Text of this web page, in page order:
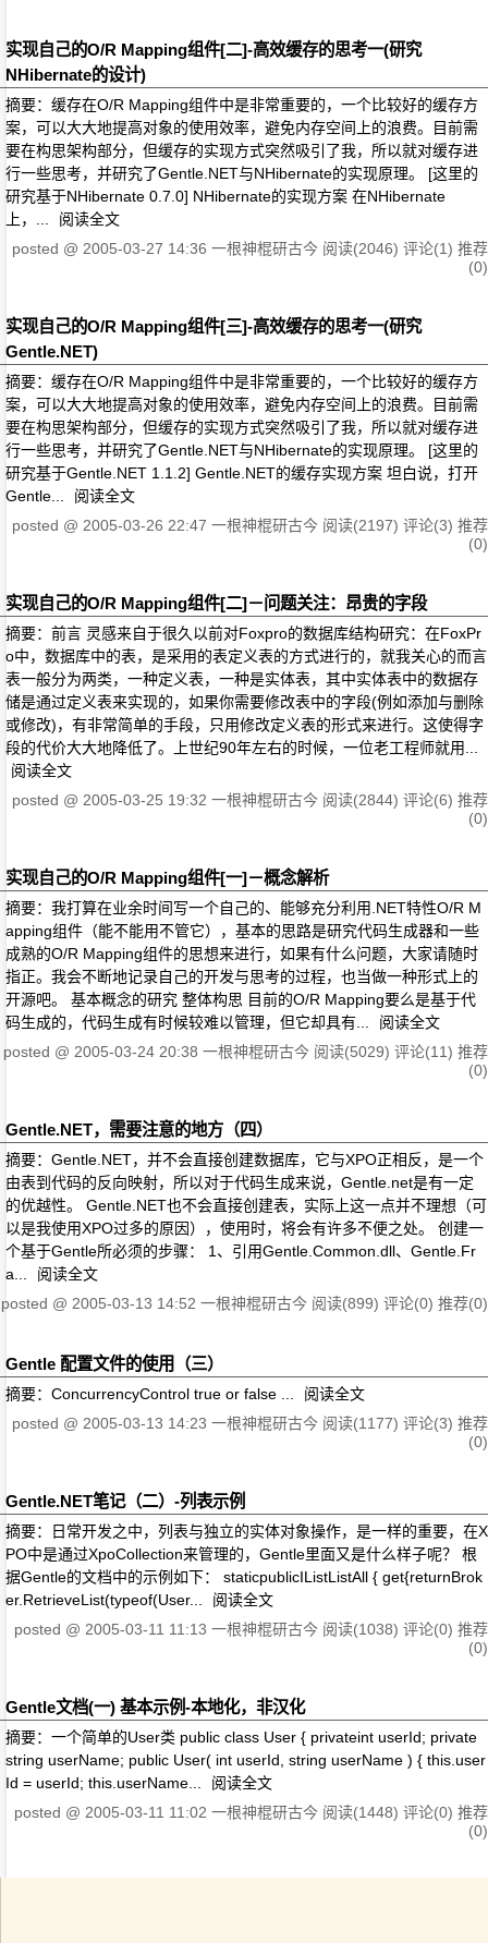
实现自己的O/R Mapping组件[二]-高效缓存的思考一(研究
NHibernate的设计)
摘要：缓存在O/R Mapping组件中是非常重要的，一个比较好的缓存方
案，可以大大地提高对象的使用效率，避免内存空间上的浪费。目前需
要在构思架构部分，但缓存的实现方式突然吸引了我，所以就对缓存进
行一些思考，并研究了Gentle.NET与NHibernate的实现原理。 [这里的
研究基于NHibernate 0.7.0] NHibernate的实现方案 在NHibernate
上，...
阅读全文
posted @ 2005-03-27 14:36 一根神棍研古今 阅读(2046) 评论(1) 推荐
(0)
实现自己的O/R Mapping组件[三]-高效缓存的思考一(研究
Gentle.NET)
摘要：缓存在O/R Mapping组件中是非常重要的，一个比较好的缓存方
案，可以大大地提高对象的使用效率，避免内存空间上的浪费。目前需
要在构思架构部分，但缓存的实现方式突然吸引了我，所以就对缓存进
行一些思考，并研究了Gentle.NET与NHibernate的实现原理。 [这里的
研究基于Gentle.NET 1.1.2] Gentle.NET的缓存实现方案 坦白说，打开
Gentle...
阅读全文
posted @ 2005-03-26 22:47 一根神棍研古今 阅读(2197) 评论(3) 推荐
(0)
实现自己的O/R Mapping组件[二]－问题关注：昂贵的字段
摘要：前言 灵感来自于很久以前对Foxpro的数据库结构研究：在FoxPr
o中，数据库中的表，是采用的表定义表的方式进行的，就我关心的而言
表一般分为两类，一种定义表，一种是实体表，其中实体表中的数据存
储是通过定义表来实现的，如果你需要修改表中的字段(例如添加与删除
或修改)，有非常简单的手段，只用修改定义表的形式来进行。这使得字
段的代价大大地降低了。上世纪90年左右的时候，一位老工程师就用...
阅读全文
posted @ 2005-03-25 19:32 一根神棍研古今 阅读(2844) 评论(6) 推荐
(0)
实现自己的O/R Mapping组件[一]－概念解析
摘要：我打算在业余时间写一个自己的、能够充分利用.NET特性O/R M
apping组件（能不能用不管它），基本的思路是研究代码生成器和一些
成熟的O/R Mapping组件的思想来进行，如果有什么问题，大家请随时
指正。我会不断地记录自己的开发与思考的过程，也当做一种形式上的
开源吧。 基本概念的研究 整体构思 目前的O/R Mapping要么是基于代
码生成的，代码生成有时候较难以管理，但它却具有...
阅读全文
posted @ 2005-03-24 20:38 一根神棍研古今 阅读(5029) 评论(11) 推荐
(0)
Gentle.NET，需要注意的地方（四）
摘要：Gentle.NET，并不会直接创建数据库，它与XPO正相反，是一个
由表到代码的反向映射，所以对于代码生成来说，Gentle.net是有一定
的优越性。 Gentle.NET也不会直接创建表，实际上这一点并不理想（可
以是我使用XPO过多的原因），使用时，将会有许多不便之处。 创建一
个基于Gentle所必须的步骤： 1、引用Gentle.Common.dll、Gentle.Fr
a...
阅读全文
posted @ 2005-03-13 14:52 一根神棍研古今 阅读(899) 评论(0) 推荐(0)
Gentle 配置文件的使用（三）
摘要：ConcurrencyControl true or false ...
阅读全文
posted @ 2005-03-13 14:23 一根神棍研古今 阅读(1177) 评论(3) 推荐
(0)
Gentle.NET笔记（二）-列表示例
摘要：日常开发之中，列表与独立的实体对象操作，是一样的重要，在X
PO中是通过XpoCollection来管理的，Gentle里面又是什么样子呢？ 根
据Gentle的文档中的示例如下： staticpublicIListListAll { get{returnBrok
er.RetrieveList(typeof(User...
阅读全文
posted @ 2005-03-11 11:13 一根神棍研古今 阅读(1038) 评论(0) 推荐
(0)
Gentle文档(一) 基本示例-本地化，非汉化
摘要：一个简单的User类 public class User { privateint userId; private
string userName; public User( int userId, string userName ) { this.user
Id = userId; this.userName...
阅读全文
posted @ 2005-03-11 11:02 一根神棍研古今 阅读(1448) 评论(0) 推荐
(0)